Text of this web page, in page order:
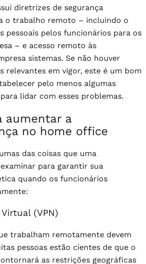
diretrizes de segurança
o trabalho remoto – incluindo o
pessoais pelos funcionários para os
– e acesso remoto às
sistemas. Se não houver
relevantes em vigor, este é um bom
pelo menos algumas
lidar com esses problemas.
aumentar a
no home office
das coisas que uma
para garantir sua
quando os funcionários
(VPN)
trabalham remotamente devem
pessoas estão cientes de que o
as restrições geográficas